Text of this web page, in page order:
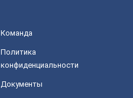
Команда
Политика
конфиденциальности
Документы